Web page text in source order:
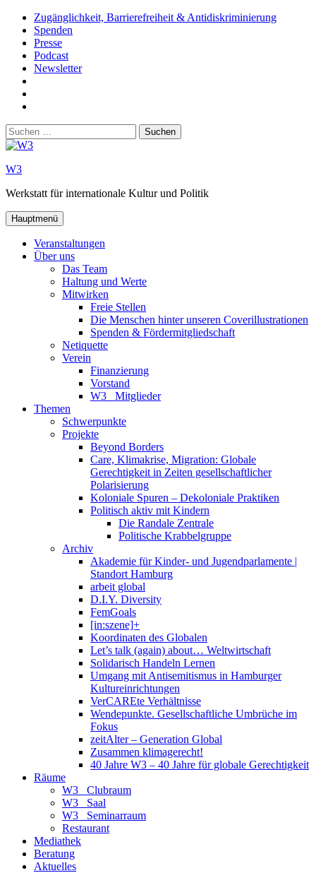
Zum
Inhalt
springen
Zugänglichkeit, Barrierefreiheit & Antidiskriminierung
Spenden
Presse
Podcast
Newsletter
Youtube
Suchen
nach:
W3
Werkstatt für internationale Kultur und Politik
Hauptmenü
Veranstaltungen
Über uns
Das Team
Haltung und Werte
Mitwirken
Freie Stellen
Die Menschen hinter unseren Coverillustrationen
Spenden & Fördermitgliedschaft
Netiquette
Verein
Finanzierung
Vorstand
W3_ Mitglieder
Themen
Schwerpunkte
Projekte
Beyond Borders
Care, Klimakrise, Migration: Globale
Gerechtigkeit in Zeiten gesellschaftlicher
Polarisierung
Koloniale Spuren – Dekoloniale Praktiken
Politisch aktiv mit Kindern
Die Randale Zentrale
Politische Krabbelgruppe
Archiv
Akademie für Kinder- und Jugendparlamente |
Standort Hamburg
arbeit global
D.I.Y. Diversity
FemGoals
[in:szene]+
Koordinaten des Globalen
Let’s talk (again) about… Weltwirtschaft
Solidarisch Handeln Lernen
Umgang mit Antisemitismus in Hamburger
Kultureinrichtungen
VerCAREte Verhältnisse
Wendepunkte. Gesellschaftliche Umbrüche im
Fokus
zeitAlter – Generation Global
Zusammen klimagerecht!
40 Jahre W3 – 40 Jahre für globale Gerechtigkeit
Räume
W3_ Clubraum
W3_ Saal
W3_ Seminarraum
Restaurant
Mediathek
Beratung
Aktuelles